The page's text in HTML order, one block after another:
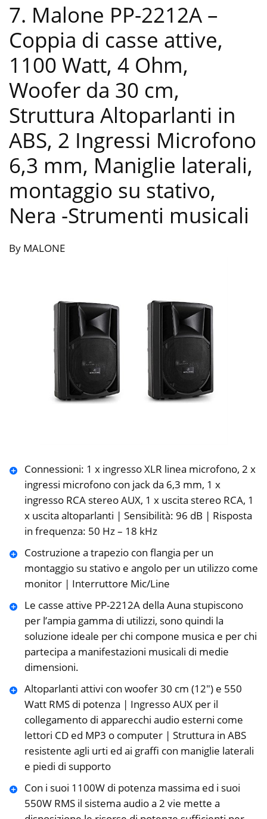
7. Malone PP-2212A –
Coppia di casse attive,
1100 Watt, 4 Ohm,
Woofer da 30 cm,
Struttura Altoparlanti in
ABS, 2 Ingressi Microfono
6,3 mm, Maniglie laterali,
montaggio su stativo,
Nera -Strumenti musicali
By MALONE
Connessioni: 1 x ingresso XLR linea microfono, 2 x
ingressi microfono con jack da 6,3 mm, 1 x
ingresso RCA stereo AUX, 1 x uscita stereo RCA, 1
x uscita altoparlanti | Sensibilità: 96 dB | Risposta
in frequenza: 50 Hz – 18 kHz
Costruzione a trapezio con flangia per un
montaggio su stativo e angolo per un utilizzo come
monitor | Interruttore Mic/Line
Le casse attive PP-2212A della Auna stupiscono
per l’ampia gamma di utilizzi, sono quindi la
soluzione ideale per chi compone musica e per chi
partecipa a manifestazioni musicali di medie
dimensioni.
Altoparlanti attivi con woofer 30 cm (12″) e 550
Watt RMS di potenza | Ingresso AUX per il
collegamento di apparecchi audio esterni come
lettori CD ed MP3 o computer | Struttura in ABS
resistente agli urti ed ai graffi con maniglie laterali
e piedi di supporto
Con i suoi 1100W di potenza massima ed i suoi
550W RMS il sistema audio a 2 vie mette a